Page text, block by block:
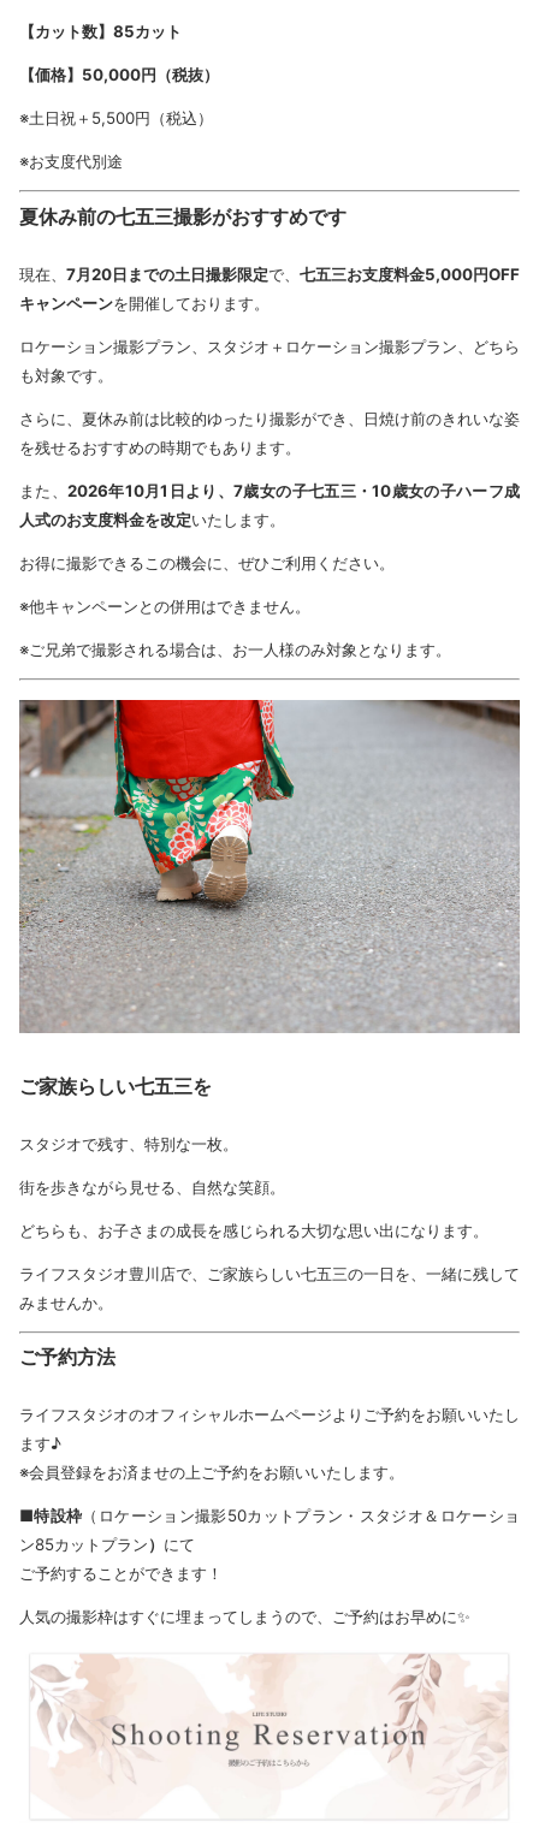
【カット数】85カット
【価格】50,000円（税抜）
※土日祝＋5,500円（税込）
※お支度代別途
夏休み前の七五三撮影がおすすめです
現在、 7月20日までの土日撮影限定で、 七五三お支度料金5,000円OFF
キャンペーンを開催しております。
ロケーション撮影プラン、スタジオ＋ロケーション撮影プラン、どちら
も対象です。
さらに、夏休み前は比較的ゆったり撮影ができ、日焼け前のきれいな姿
を残せるおすすめの時期でもあります。
また、2026年10月1日より、7歳女の子七五三・10歳女の子ハーフ成
人式のお支度料金を改定いたします。
お得に撮影できるこの機会に、ぜひご利用ください。
※他キャンペーンとの併用はできません。
※ご兄弟で撮影される場合は、お一人様のみ対象となります。
ご家族らしい七五三を
スタジオで残す、特別な一枚。
街を歩きながら見せる、自然な笑顔。
どちらも、お子さまの成長を感じられる大切な思い出になります。
ライフスタジオ豊川店で、ご家族らしい七五三の一日を、一緒に残して
みませんか。
ご予約方法
ライフスタジオのオフィシャルホームページよりご予約をお願いいたし
ます♪
※会員登録をお済ませの上ご予約をお願いいたします。
■特設枠 （ロケーション撮影50カットプラン・スタジオ＆ロケーショ
ン85カットプラン） にて
ご予約することができます！
人気の撮影枠はすぐに埋まってしまうので、ご予約はお早めに✨